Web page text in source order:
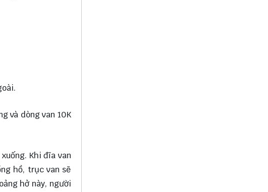
và dòng van 10K
Khi đĩa van
hồ, trục van sẽ
hở này, người